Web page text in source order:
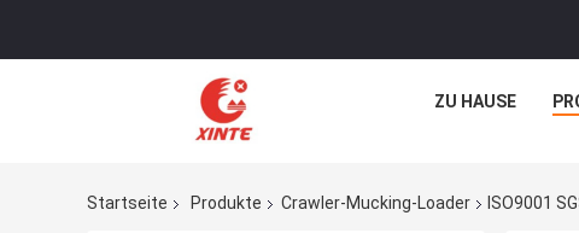
ZU HAUSE
Startseite Produkte Crawler-Mucking-Loader ISO9001